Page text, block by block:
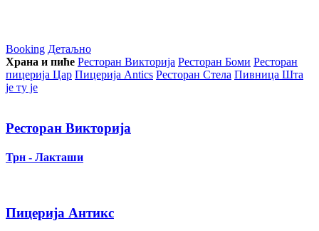
Booking Детаљно
Храна и пиће Ресторан Викторија Ресторан Боми Ресторан
пицерија Цар Пицерија Аntics Ресторан Стела Пивница Шта
је ту је
Ресторан Викторија
Трн - Лакташи
Пицерија Антикс